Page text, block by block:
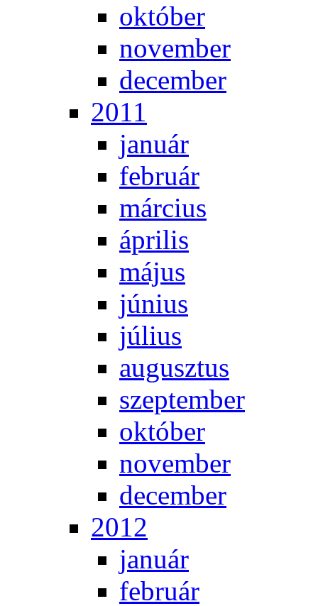
ok­tó­ber
no­vem­ber
de­cem­ber
2011
ja­nu­ár
feb­ru­ár
már­ci­us
áp­ri­lis
má­jus
jú­ni­us
jú­li­us
au­gusz­tus
szep­tem­ber
ok­tó­ber
no­vem­ber
de­cem­ber
2012
ja­nu­ár
feb­ru­ár